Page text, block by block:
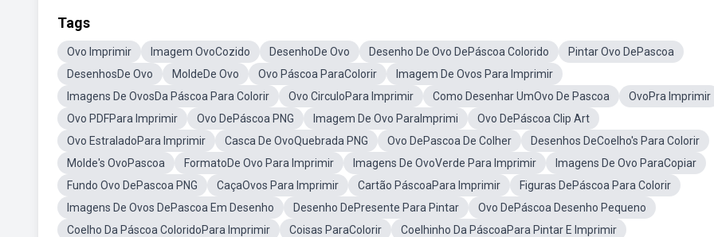
Tags
Ovo Imprimir Imagem OvoCozido DesenhoDe Ovo Desenho De Ovo DePáscoa Colorido
Pintar Ovo DePascoa
DesenhosDe Ovo
MoldeDe Ovo Ovo Páscoa ParaColorir
Imagem De Ovos Para Imprimir
Imagens De OvosDa Páscoa Para Colorir
Ovo CirculoPara Imprimir Como Desenhar UmOvo De Pascoa
OvoPra Imprimir
Ovo PDFPara Imprimir
Ovo DePáscoa PNG Imagem De Ovo ParaImprimi
Ovo DePáscoa Clip Art
Ovo EstraladoPara Imprimir
Casca De OvoQuebrada PNG Ovo DePascoa De Colher
Desenhos DeCoelho's Para Colorir
Molde's OvoPascoa
FormatoDe Ovo Para Imprimir Imagens De OvoVerde Para Imprimir
Imagens De Ovo ParaCopiar
Fundo Ovo DePascoa PNG
CaçaOvos Para Imprimir Cartão PáscoaPara Imprimir
Figuras DePáscoa Para Colorir
Imagens De Ovos DePascoa Em Desenho
Desenho DePresente Para Pintar
Ovo DePáscoa Desenho Pequeno
Coelho Da Páscoa ColoridoPara Imprimir
Coisas ParaColorir
Coelhinho Da PáscoaPara Pintar E Imprimir